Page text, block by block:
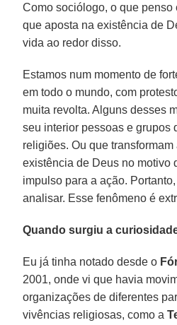
Como sociólogo, o que penso
que aposta na existência de
vida ao redor disso.
Estamos num momento de
em todo o mundo, com
muita revolta. Alguns desses
seu interior pessoas e grupos
religiões. Ou que
existência de Deus no motivo
impulso para a ação.
analisar. Esse fenômeno é
Quando surgiu a
Eu já tinha notado desde o
2001, onde vi que havia
organizações de diferentes
vivências religiosas, como a